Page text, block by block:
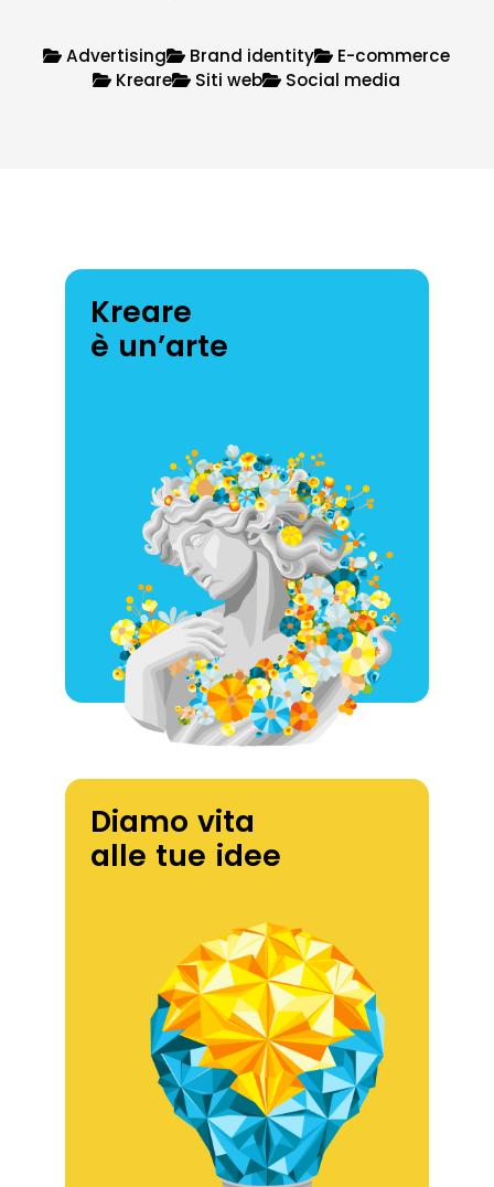
Advertising Brand identity
E-commerce
Kreare
Siti web Social media
Kreare
è un’arte
Diamo vita
alle tue idee